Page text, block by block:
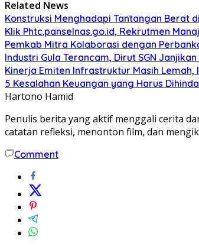
Related News
Konstruksi Menghadapi Tantangan Berat
Klik Phtc.panselnas.go.id, Rekrutmen
Pemkab Mitra Kolaborasi dengan
Industri Gula Terancam, Dirut SGN
Kinerja Emiten Infrastruktur Masih
5 Kesalahan Keuangan yang Harus
Hartono Hamid
Penulis berita yang aktif menggali cerita
catatan refleksi, menonton film, dan
Comment